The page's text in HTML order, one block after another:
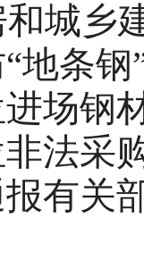
城乡
地条
场钢
法采
有关